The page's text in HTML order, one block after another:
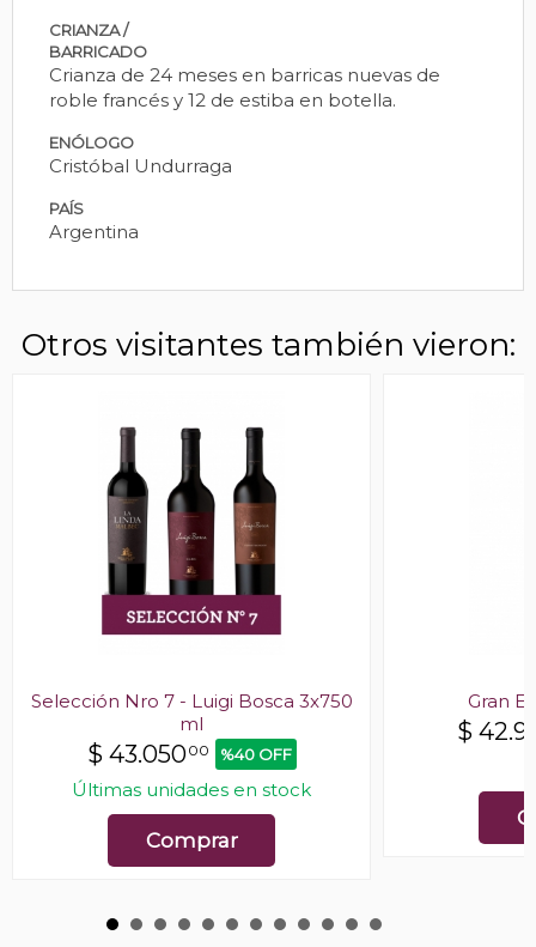
CRIANZA /
BARRICADO
Crianza de 24 meses en barricas nuevas de
roble francés y 12 de estiba en botella.
ENÓLOGO
Cristóbal Undurraga
PAÍS
Argentina
Otros visitantes también vieron:
Selección Nro 7 - Luigi Bosca 3x750
ml
$ 43.05000 %40 OFF
Últimas unidades en stock
Comprar
Gran
$